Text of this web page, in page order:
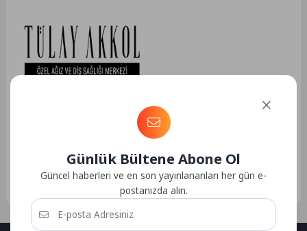
Tülay Akkol Denizli bölgesinde
uzman kadrosu ile diş kliniğinde
vermekte....
Günlük Bültene Abone Ol
Güncel haberleri ve en son yayınlananları her gün e-
postanızda alın.